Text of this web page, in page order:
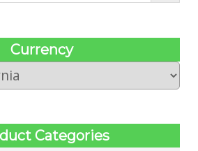
Сurrency
Categories